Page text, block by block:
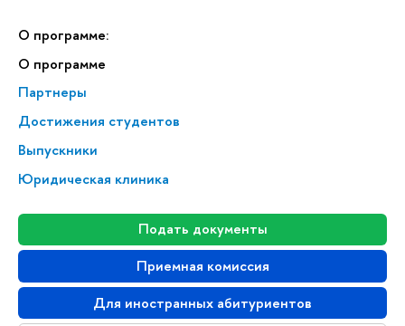
О программе:
О программе
Партнеры
Достижения студентов
Выпускники
Юридическая клиника
Подать документы
Приемная комиссия
Для иностранных абитуриентов